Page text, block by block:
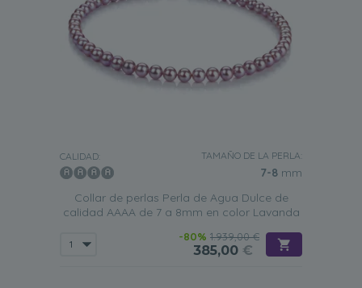
CALIDAD: TAMAÑO DE LA PERLA:
7-8 mm
Collar de perlas Perla de Agua Dulce de
calidad AAAA de 7 a 8mm en color Lavanda
-80% 1.939,00 €
385,00 €